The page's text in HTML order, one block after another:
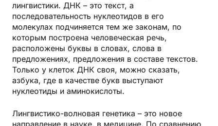
лингвистики. ДНК – это текст, а
последовательность нуклеотидов в его
молекулах подчиняется тем же законам, по
которым построена человеческая речь,
расположены буквы в словах, слова в
предложениях, предложения в составе текстов.
Только у клеток ДНК своя, можно сказать,
азбука, где в качестве букв выступают
нуклеотиды и аминокислоты.
Лингвистико-волновая генетика – это новое
направление в науке, в медицине. По сравнению